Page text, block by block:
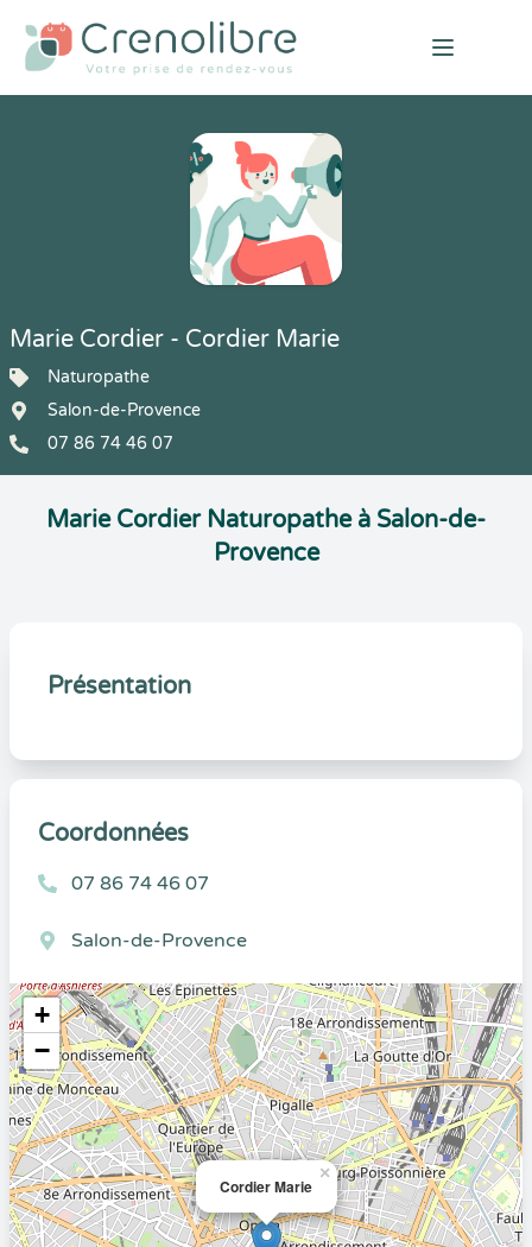
Open
Marie Cordier - Cordier Marie
Naturopathe
Salon-de-Provence
07 86 74 46 07
Marie Cordier Naturopathe à Salon-de-
Provence
Présentation
Coordonnées
07 86 74 46 07
Salon-de-Provence
Cordier Marie
×
+
−